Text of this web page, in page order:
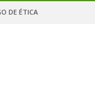
DE ÉTICA